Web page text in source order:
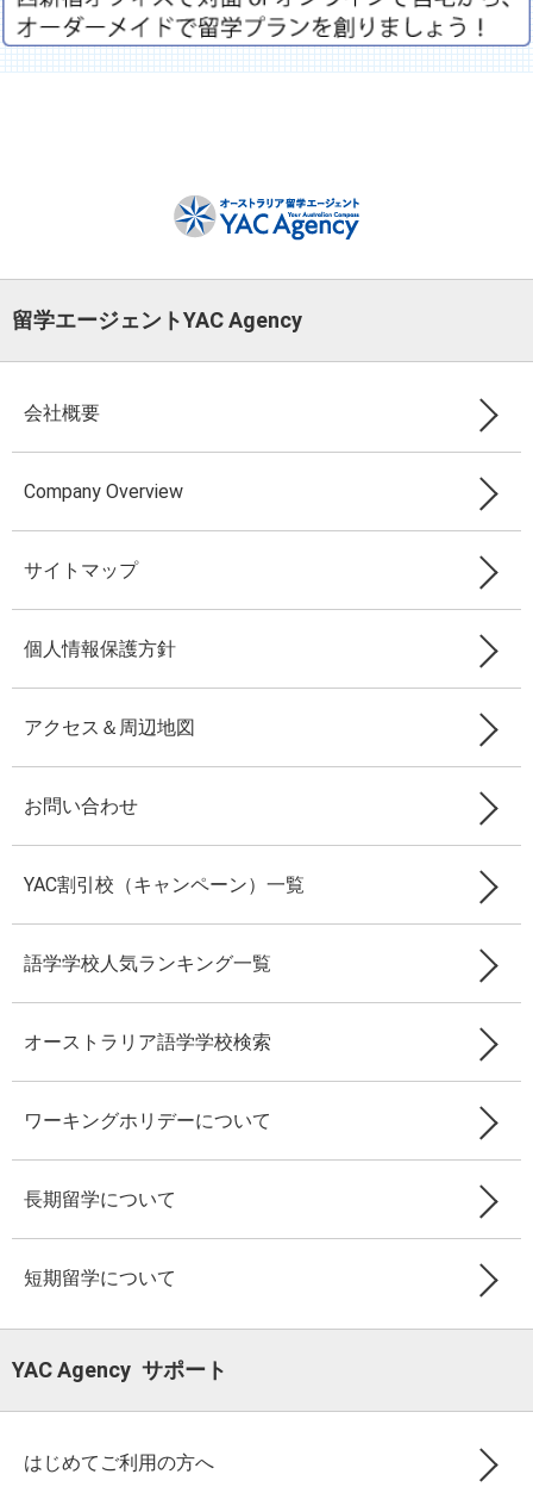
留学エージェントYAC Agency
会社概要
Company Overview
サイトマップ
個人情報保護方針
アクセス＆周辺地図
お問い合わせ
YAC割引校（キャンペーン）一覧
語学学校人気ランキング一覧
オーストラリア語学学校検索
ワーキングホリデーについて
長期留学について
短期留学について
YAC Agency サポート
はじめてご利用の方へ